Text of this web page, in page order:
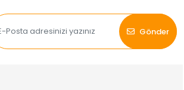
Gönder